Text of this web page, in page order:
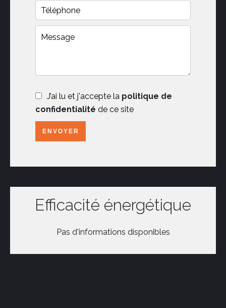
J’ai lu et j'accepte la politique de
confidentialité de ce site
ENVOYER
Efficacité énergétique
Pas d'informations disponibles